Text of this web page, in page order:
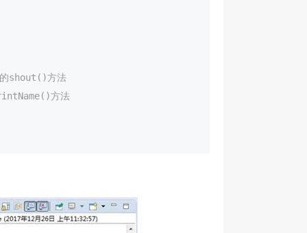
shout()方法
方法